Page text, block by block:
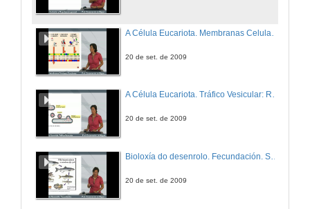
20 de set. de 2009
A Célula Eucariota. Tráfico Vesicular: Rutas endocíticas e secretoras. Formación de Lisosomas
20 de set. de 2009
20 de set. de 2009